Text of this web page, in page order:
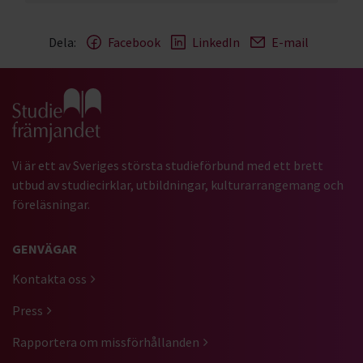
Dela: Facebook LinkedIn E-mail
Gå till studiefrämjandets startsida
Vi är ett av Sveriges största studieförbund med ett brett
utbud av studiecirklar, utbildningar, kulturarrangemang och
föreläsningar.
GENVÄGAR
Kontakta oss
Press
Rapportera om missförhållanden